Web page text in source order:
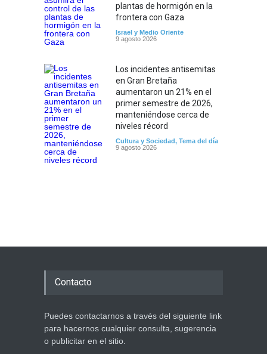
plantas de hormigón en la
frontera con Gaza
Israel y Medio Oriente
9 agosto 2026
Los incidentes antisemitas
en Gran Bretaña
aumentaron un 21% en el
primer semestre de 2026,
manteniéndose cerca de
niveles récord
Cultura y Sociedad, Tema del día
9 agosto 2026
Contacto
Puedes contactarnos a través del siguiente link
para hacernos cualquier consulta, sugerencia
o publicitar en el sitio.